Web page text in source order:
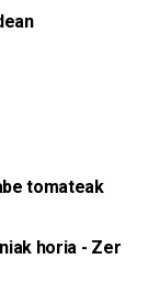
tomateak
horia - Zer